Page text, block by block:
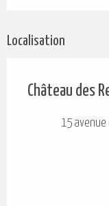
Localisation
Château des
15 avenue